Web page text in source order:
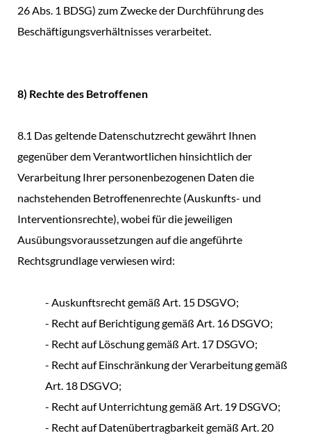
26 Abs. 1 BDSG) zum Zwecke der Durchführung des
Beschäftigungsverhältnisses verarbeitet.
8) Rechte des Betroffenen
8.1 Das geltende Datenschutzrecht gewährt Ihnen
gegenüber dem Verantwortlichen hinsichtlich der
Verarbeitung Ihrer personenbezogenen Daten die
nachstehenden Betroffenenrechte (Auskunfts- und
Interventionsrechte), wobei für die jeweiligen
Ausübungsvoraussetzungen auf die angeführte
Rechtsgrundlage verwiesen wird:
- Auskunftsrecht gemäß Art. 15 DSGVO;
- Recht auf Berichtigung gemäß Art. 16 DSGVO;
- Recht auf Löschung gemäß Art. 17 DSGVO;
- Recht auf Einschränkung der Verarbeitung gemäß
Art. 18 DSGVO;
- Recht auf Unterrichtung gemäß Art. 19 DSGVO;
- Recht auf Datenübertragbarkeit gemäß Art. 20